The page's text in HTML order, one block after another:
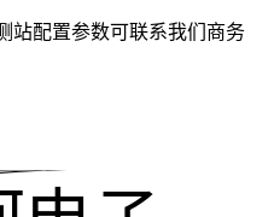
站配置参数可联系我们商务